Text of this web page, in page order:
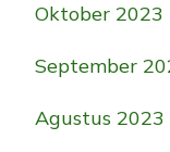
Oktober 2023
September
Agustus 2023